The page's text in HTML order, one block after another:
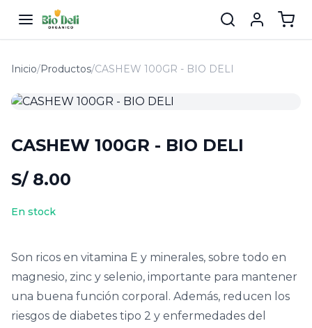
Inicio/Productos/CASHEW 100GR - BIO DELI
CASHEW 100GR - BIO DELI
S/ 8.00
En stock
Son ricos en vitamina E y minerales, sobre todo en
magnesio, zinc y selenio, importante para mantener
una buena función corporal. Además, reducen los
riesgos de diabetes tipo 2 y enfermedades del